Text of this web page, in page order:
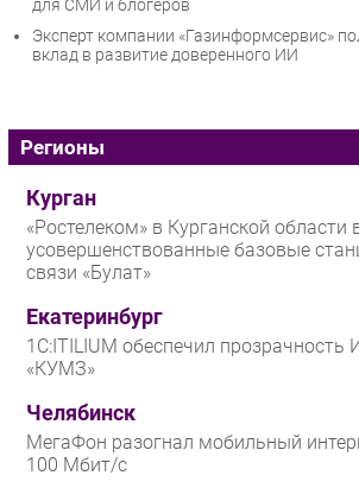
для СМИ и блогеров
Эксперт компании «Газинформсервис»
вклад в развитие доверенного ИИ
Регионы
Курган
«Ростелеком» в Курганской
усовершенствованные базовые
связи «Булат»
Екатеринбург
1С:ITILIUM обеспечил
«КУМЗ»
Челябинск
МегаФон разогнал мобильный
100 Мбит/с